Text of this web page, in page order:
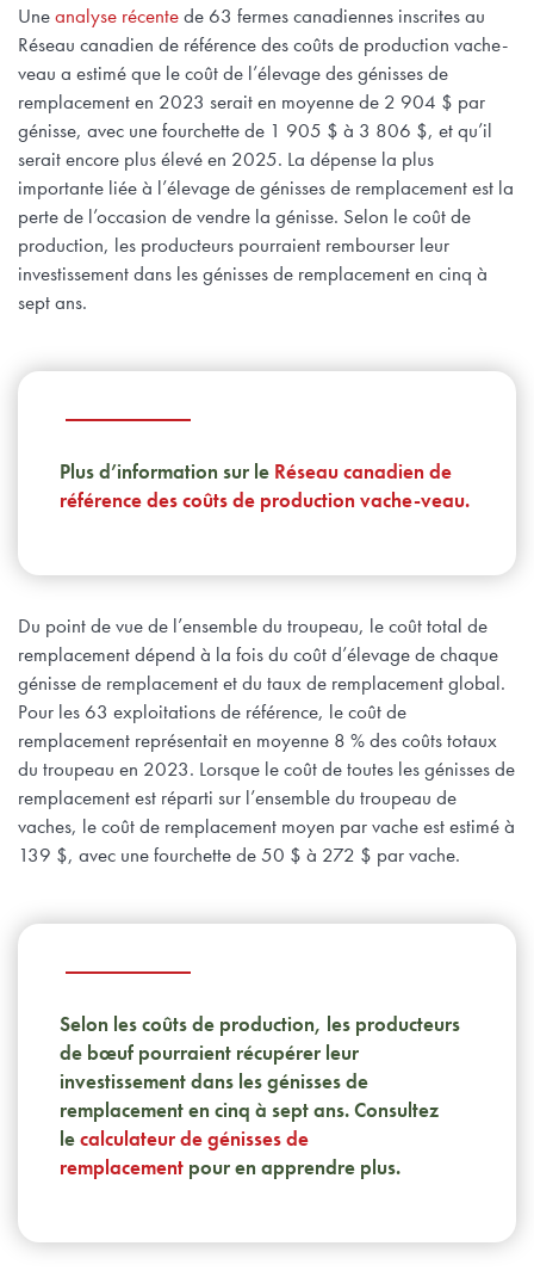
Uneanalyse récentede 63 fermes canadiennes inscrites au
Réseau canadien de référence des coûts de production vache-
veau a estimé que le coût de l’élevage des génisses de
remplacement en 2023 serait en moyenne de 2 904 $ par
génisse, avec une fourchette de 1 905 $ à 3 806 $, et qu’il
serait encore plus élevé en 2025. La dépense la plus
importante liée à l’élevage de génisses de remplacement est la
perte de l’occasion de vendre la génisse. Selon le coût de
production, les producteurs pourraient rembourser leur
investissement dans les génisses de remplacement en cinq à
sept ans.
Plus d’information sur le Réseau canadien de
référence des coûts de production vache-veau.
Du point de vue de l’ensemble du troupeau, le coût total de
remplacement dépend à la fois du coût d’élevage de chaque
génisse de remplacement et du taux de remplacement global.
Pour les 63 exploitations de référence, le coût de
remplacement représentait en moyenne 8 % des coûts totaux
du troupeau en 2023. Lorsque le coût de toutes les génisses de
remplacement est réparti sur l’ensemble du troupeau de
vaches, le coût de remplacement moyen par vache est estimé à
139 $, avec une fourchette de 50 $ à 272 $ par vache.
Selon les coûts de production, les producteurs
de bœuf pourraient récupérer leur
investissement dans les génisses de
remplacement en cinq à sept ans. Consultez
lecalculateur de génisses de
remplacement pour en apprendre plus.